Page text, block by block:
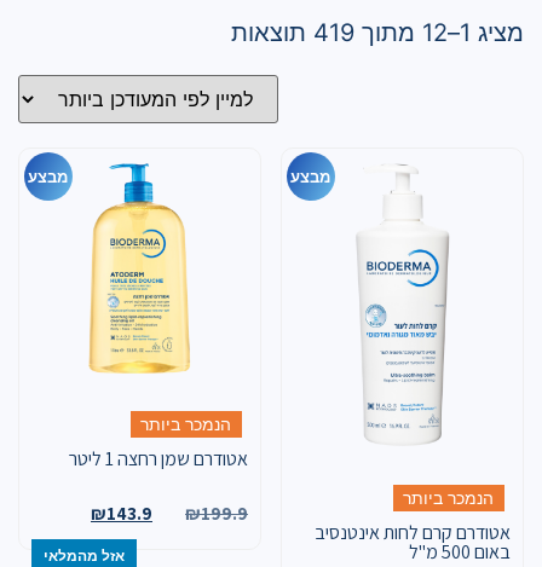
מציג 1–12 מתוך 419 תוצאות
מבצע
הנמכר ביותר
אטודרם קרם לחות אינטנסיב
באום 500 מ"ל
מבצע
הנמכר ביותר
אטודרם שמן רחצה 1 ליטר
₪199.9
₪143.9
אזל מהמלאי